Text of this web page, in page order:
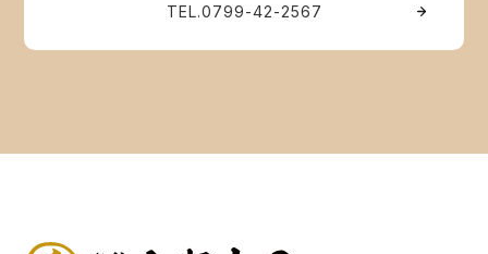
TEL.0799-42-2567